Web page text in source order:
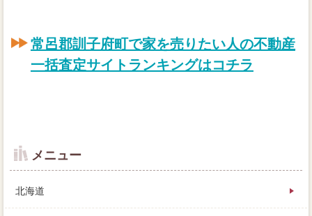
常呂郡訓子府町で家を売りたい人の不動産
一括査定サイトランキングはコチラ
メニュー
北海道